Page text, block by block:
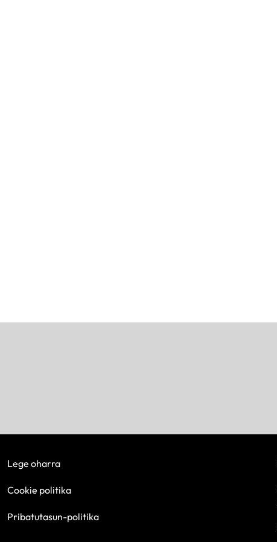
Lege oharra
Cookie politika
Pribatutasun-politika